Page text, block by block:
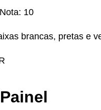
10
brancas, pretas e